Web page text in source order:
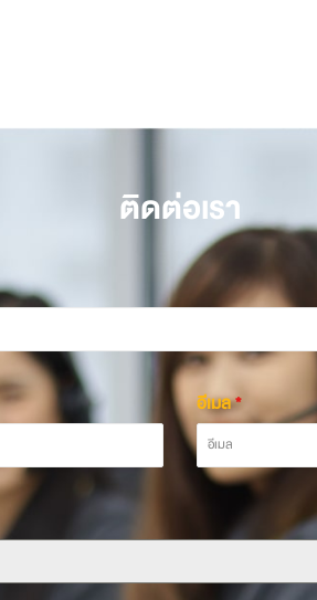
ติดต่อเรา
อีเมล*